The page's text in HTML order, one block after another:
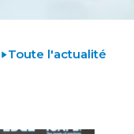
Toute l'actualité